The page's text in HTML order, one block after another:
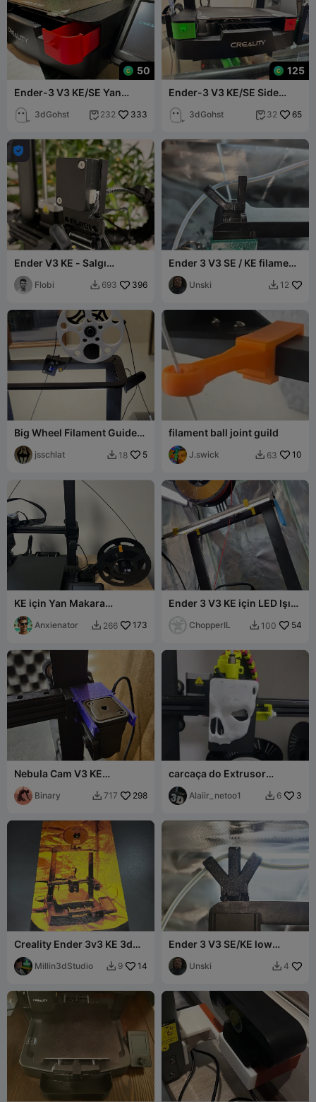
50
Ender-3 V3 KE/SE Yan
3dGohst  232 333
125
Ender-3 V3 KE/SE Side
3dGohst  32 65

Ender V3 KE - Salgı
Sensörü - Baskı Kafası
Montajı
Flobi  693 396
Ender 3 V3 SE / KE filament
guide rotatable
Unski  12
Big Wheel Filament Guide
for Ender-3 V3 KE
jsschlat  18 5
filament ball joint guild
J.swick  63 10
KE için Yan Makara
Bağlantısı
Anxienator  266 173
Ender 3 V3 KE için LED Işık
Bağlantısı
ChopperIL  100 54
Nebula Cam V3 KE
ayarlanabilir
Binary  717 298
carcaça do Extrusor
Creality Ender 3 V3 KE
Alaiir_netoo1  6 3
Creality Ender 3v3 KE 3d
Printer Magic Relief
HueForge Sign
Millin3dStudio  9 14
Ender 3 V3 SE/KE low
profile filament guide.
Unski  4